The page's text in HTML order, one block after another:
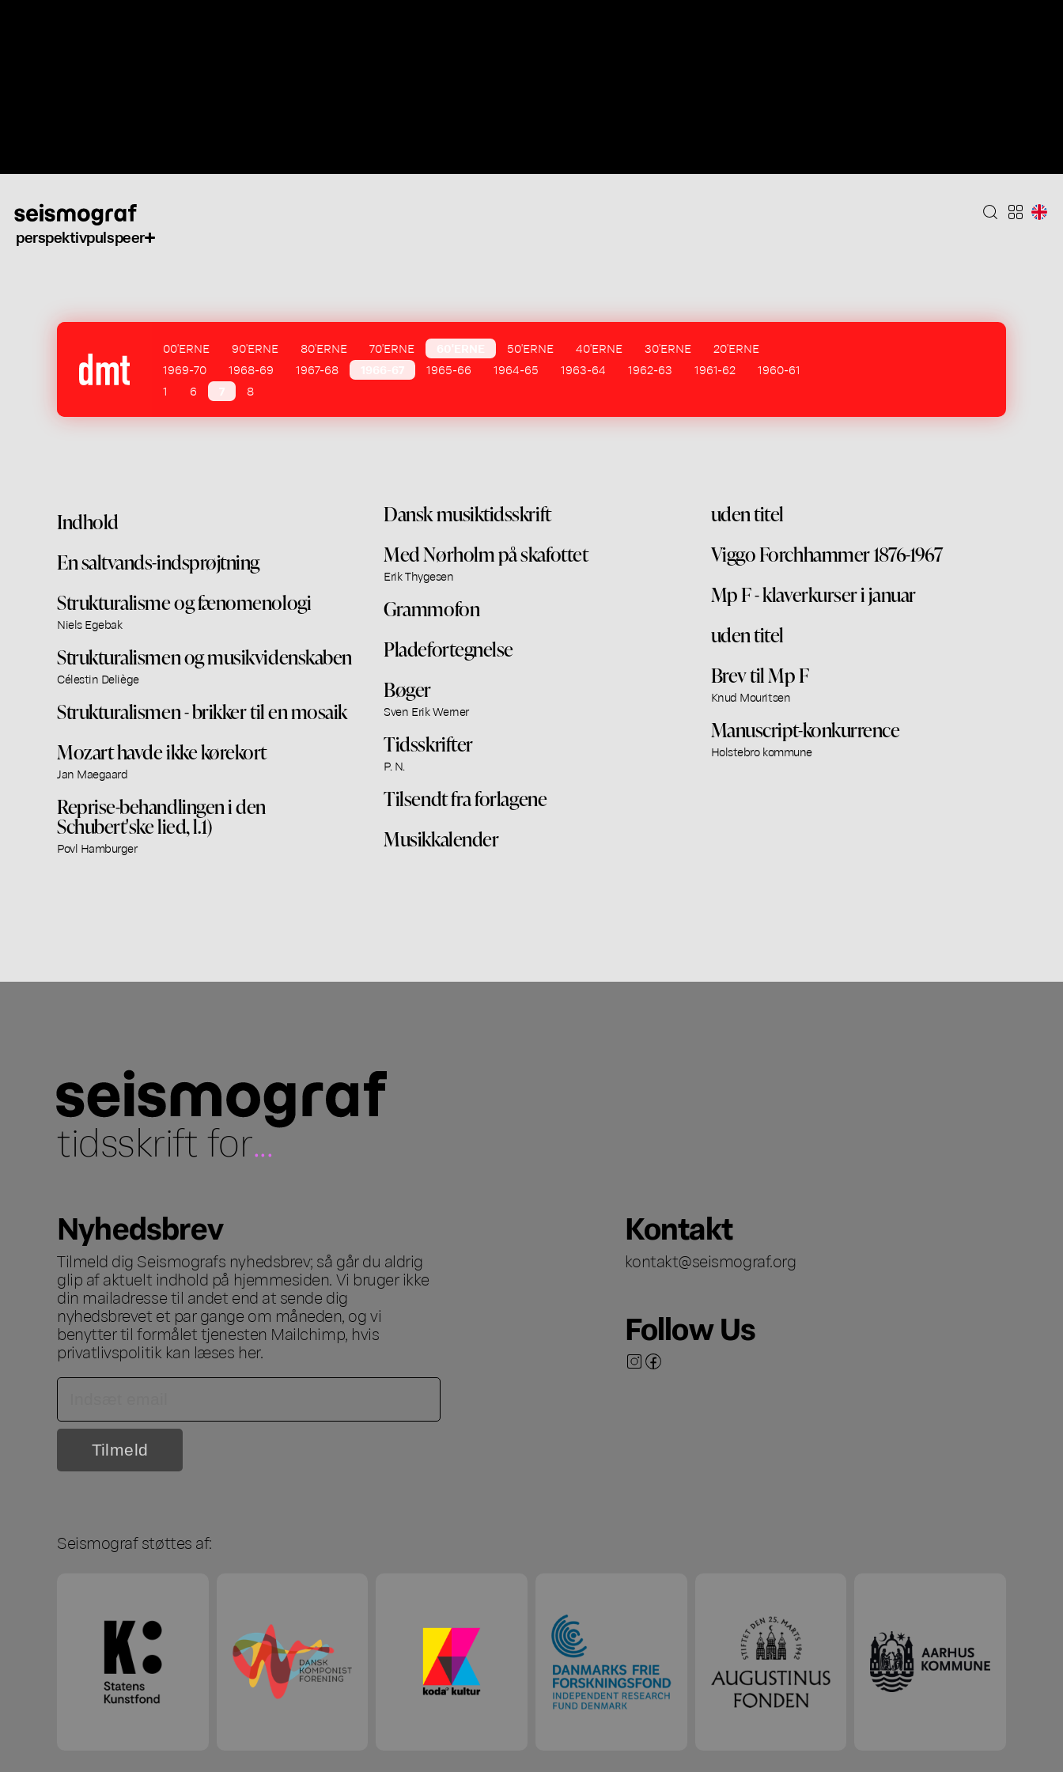
perspektivpulspeer
00'ERNE 90'ERNE 80'ERNE 70'ERNE 50'ERNE 40'ERNE 30'ERNE
20'ERNE
1969-70
1968-69 1967-68 1965-66 1964-65 1963-64 1962-63 1961-62
1960-61
1
6 8
Indhold
En saltvands-indsprøjtning
Strukturalisme og fænomenologi
Niels Egebak
Strukturalismen og musikvidenskaben
Célestin Deliège
Strukturalismen - brikker til en mosaik
Mozart havde ikke kørekort
Jan Maegaard
Reprise-behandlingen i den
Schubert'ske lied, l.1)
Povl Hamburger
Dansk musiktidsskrift
Med Nørholm på skafottet
Erik Thygesen
Grammofon
Pladefortegnelse
Bøger
Sven Erik Werner
Tidsskrifter
P. N.
Tilsendt fra forlagene
Musikkalender
uden titel
Viggo Forchhammer 1876-1967
Mp F - klaverkurser i januar
uden titel
Brev til Mp F
Knud Mouritsen
Manuscript-konkurrence
Holstebro kommune
tidsskrift for...
Nyhedsbrev
Tilmeld dig Seismografs nyhedsbrev; så går du aldrig
glip af aktuelt indhold på hjemmesiden. Vi bruger ikke
din mailadresse til andet end at sende dig
nyhedsbrevet et par gange om måneden, og vi
benytter til formålet tjenesten Mailchimp, hvis
privatlivspolitik kan læses her.
Kontakt
kontakt@seismograf.org
Follow Us
Seismograf støttes af: